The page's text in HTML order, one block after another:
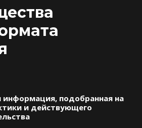
информация, подобранная на
и действующего